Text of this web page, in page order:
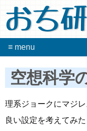
おち研
≡ menu
空想科学
理系ジョークにマジ
良い設定を考えてみ